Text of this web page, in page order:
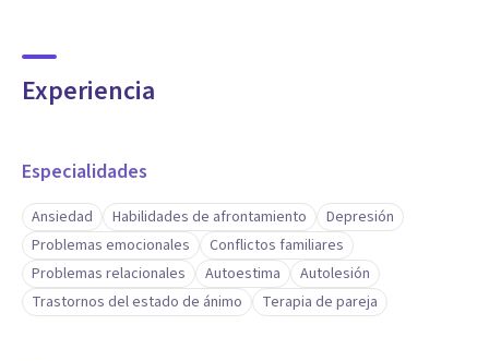
Experiencia
Especialidades
Ansiedad Habilidades de afrontamiento
Depresión
Problemas emocionales
Conflictos familiares
Problemas relacionales
Autoestima
Autolesión
Trastornos del estado de ánimo
Terapia de pareja